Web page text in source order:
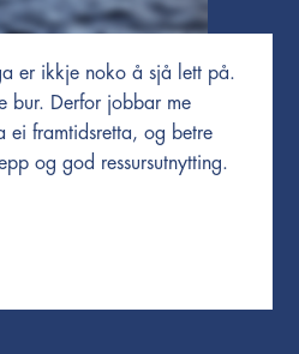
er ikkje noko å sjå lett på.
bur. Derfor jobbar me
ei framtidsretta, og betre
og god ressursutnytting.